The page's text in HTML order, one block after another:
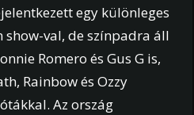
egy különleges
show-val, de színpadra áll
Romero és Gus G is,
Rainbow és Ozzy
Az ország